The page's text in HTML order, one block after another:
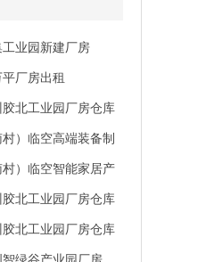
业园新建厂房
厂房出租
北工业园厂房仓库
）临空高端装备制
）临空智能家居产
北工业园厂房仓库
北工业园厂房仓库